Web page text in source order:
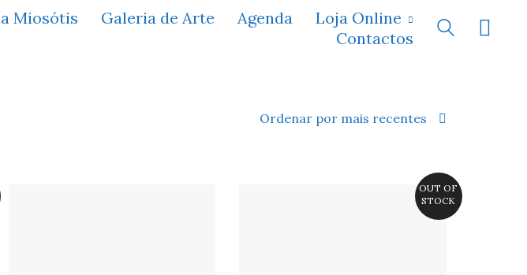
Miosótis Galeria de Arte Agenda
Loja Online
Contactos
Ordenar por mais recentes
OUT OF
STOCK